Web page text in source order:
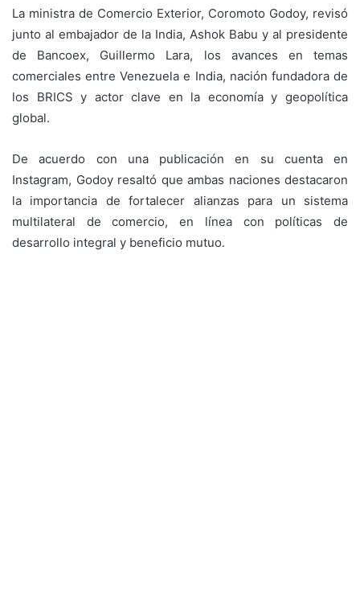
La ministra de Comercio Exterior, Coromoto Godoy, revisó
junto al embajador de la India, Ashok Babu y al presidente
de Bancoex, Guillermo Lara, los avances en temas
comerciales entre Venezuela e India, nación fundadora de
los BRICS y actor clave en la economía y geopolítica
global.
De acuerdo con una publicación en su cuenta en
Instagram, Godoy resaltó que ambas naciones destacaron
la importancia de fortalecer alianzas para un sistema
multilateral de comercio, en línea con políticas de
desarrollo integral y beneficio mutuo.